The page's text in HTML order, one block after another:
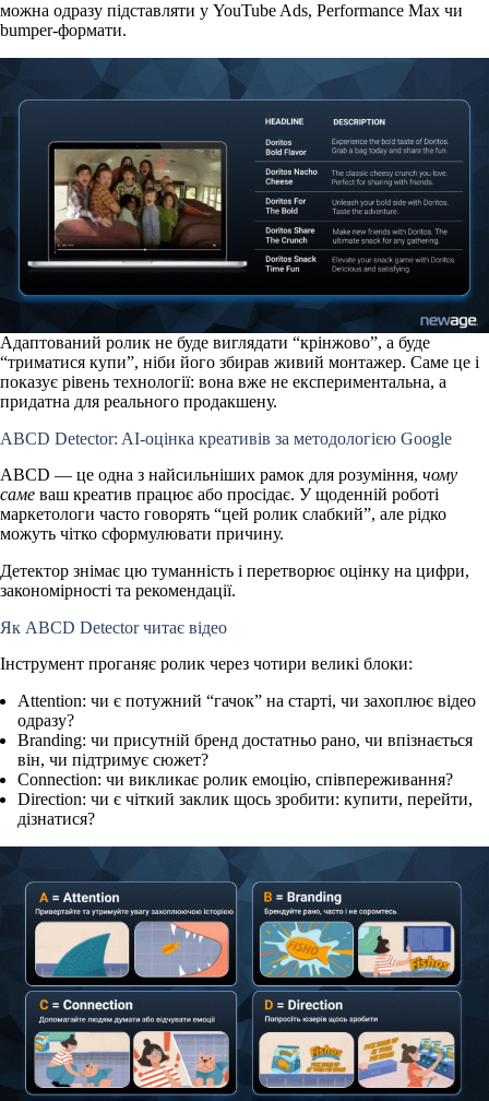
можна одразу підставляти у YouTube Ads, Performance Max чи
bumper-формати.
Адаптований ролик не буде виглядати “крінжово”, а буде
“триматися купи”, ніби його збирав живий монтажер. Саме це і
показує рівень технології: вона вже не експериментальна, а
придатна для реального продакшену.
ABCD Detector: AI-оцінка креативів за методологією Google
ABCD — це одна з найсильніших рамок для розуміння, чому
саме ваш креатив працює або просідає. У щоденній роботі
маркетологи часто говорять “цей ролик слабкий”, але рідко
можуть чітко сформулювати причину.
Детектор знімає цю туманність і перетворює оцінку на цифри,
закономірності та рекомендації.
Як ABCD Detector читає відео
Інструмент проганяє ролик через чотири великі блоки:
Attention: чи є потужний “гачок” на старті, чи захоплює відео
одразу?
Branding: чи присутній бренд достатньо рано, чи впізнається
він, чи підтримує сюжет?
Connection: чи викликає ролик емоцію, співпереживання?
Direction: чи є чіткий заклик щось зробити: купити, перейти,
дізнатися?